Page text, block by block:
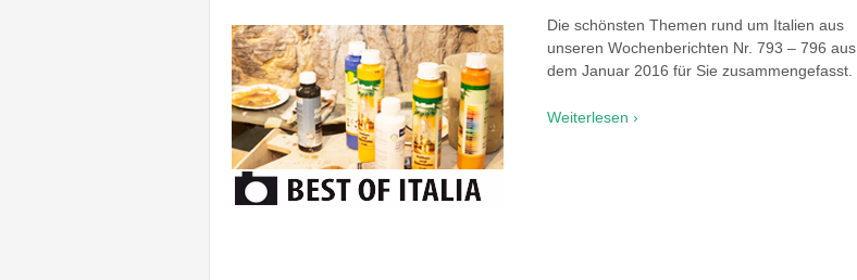
Die schönsten Themen rund um Italien aus
unseren Wochenberichten Nr. 793 – 796 aus
dem Januar 2016 für Sie zusammengefasst.
Weiterlesen ›